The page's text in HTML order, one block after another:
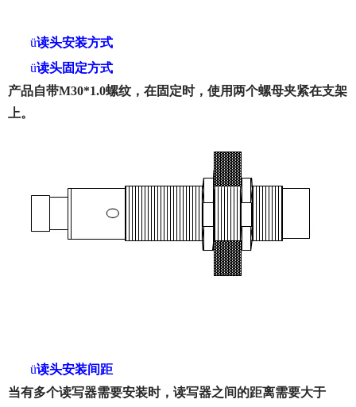
ü读头安装方式
ü读头固定方式
产品自带M30*1.0螺纹，在固定时，使用两个螺母夹紧在支架
上。
ü读头安装间距
当有多个读写器需要安装时，读写器之间的距离需要大于